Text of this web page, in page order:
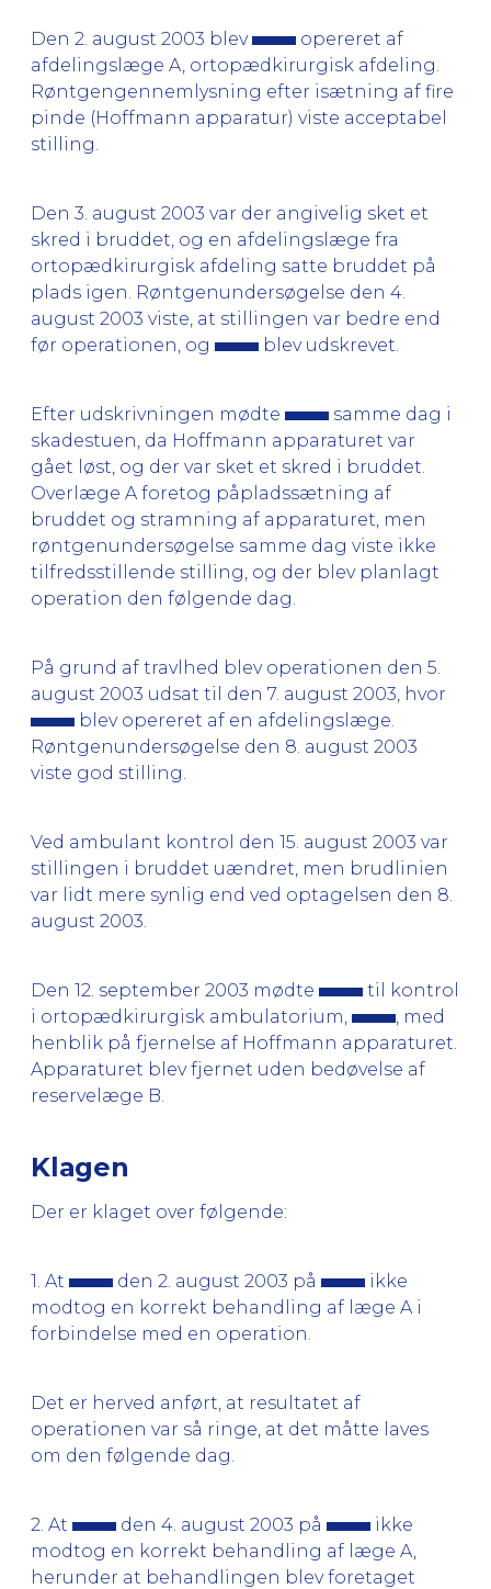
Den 2. august 2003 blev
opereret af
afdelingslæge A, ortopædkirurgisk afdeling.
Røntgengennemlysning efter isætning af fire
pinde (Hoffmann apparatur) viste acceptabel
stilling.
Den 3. august 2003 var der angivelig sket et
skred i bruddet, og en afdelingslæge fra
ortopædkirurgisk afdeling satte bruddet på
plads igen. Røntgenundersøgelse den 4.
august 2003 viste, at stillingen var bedre end
før operationen, og
blev udskrevet.
Efter udskrivningen mødte
samme dag i
skadestuen, da Hoffmann apparaturet var
gået løst, og der var sket et skred i bruddet.
Overlæge A foretog påpladssætning af
bruddet og stramning af apparaturet, men
røntgenundersøgelse samme dag viste ikke
tilfredsstillende stilling, og der blev planlagt
operation den følgende dag.
På grund af travlhed blev operationen den 5.
august 2003 udsat til den 7. august 2003, hvor
blev opereret af en afdelingslæge.
Røntgenundersøgelse den 8. august 2003
viste god stilling.
Ved ambulant kontrol den 15. august 2003 var
stillingen i bruddet uændret, men brudlinien
var lidt mere synlig end ved optagelsen den 8.
august 2003.
Den 12. september 2003 mødte
til kontrol
i ortopædkirurgisk ambulatorium,
, med
henblik på fjernelse af Hoffmann apparaturet.
Apparaturet blev fjernet uden bedøvelse af
reservelæge B.
Klagen
Der er klaget over følgende:
1. At den 2. august 2003 på
ikke
modtog en korrekt behandling af læge A i
forbindelse med en operation.
Det er herved anført, at resultatet af
operationen var så ringe, at det måtte laves
om den følgende dag.
2. At den 4. august 2003 på
ikke
modtog en korrekt behandling af læge A,
herunder at behandlingen blev foretaget